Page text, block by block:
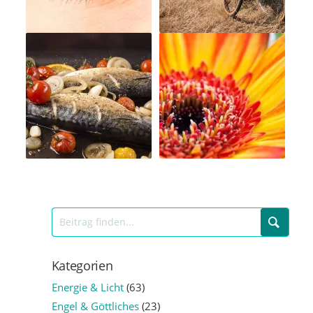
Kategorien
Energie & Licht(63)
Engel & Göttliches(23)